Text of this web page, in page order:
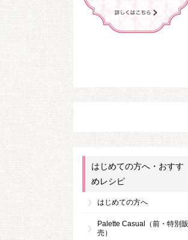
はじめての方へ・おすす
めレシピ
はじめての方へ
Palette Casual（前・特別販
売）